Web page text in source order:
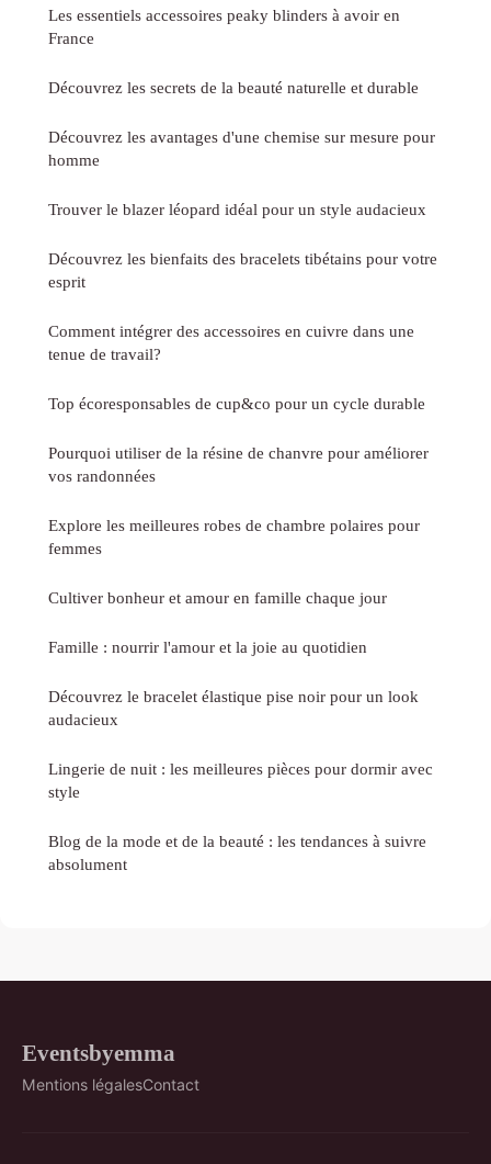
Les essentiels accessoires peaky blinders à avoir en
France
Découvrez les secrets de la beauté naturelle et durable
Découvrez les avantages d'une chemise sur mesure pour
homme
Trouver le blazer léopard idéal pour un style audacieux
Découvrez les bienfaits des bracelets tibétains pour votre
esprit
Comment intégrer des accessoires en cuivre dans une
tenue de travail?
Top écoresponsables de cup&co pour un cycle durable
Pourquoi utiliser de la résine de chanvre pour améliorer
vos randonnées
Explore les meilleures robes de chambre polaires pour
femmes
Cultiver bonheur et amour en famille chaque jour
Famille : nourrir l'amour et la joie au quotidien
Découvrez le bracelet élastique pise noir pour un look
audacieux
Lingerie de nuit : les meilleures pièces pour dormir avec
style
Blog de la mode et de la beauté : les tendances à suivre
absolument
Eventsbyemma
Mentions légalesContact